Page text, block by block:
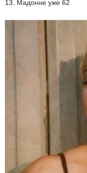
13. Мадонне уже 62